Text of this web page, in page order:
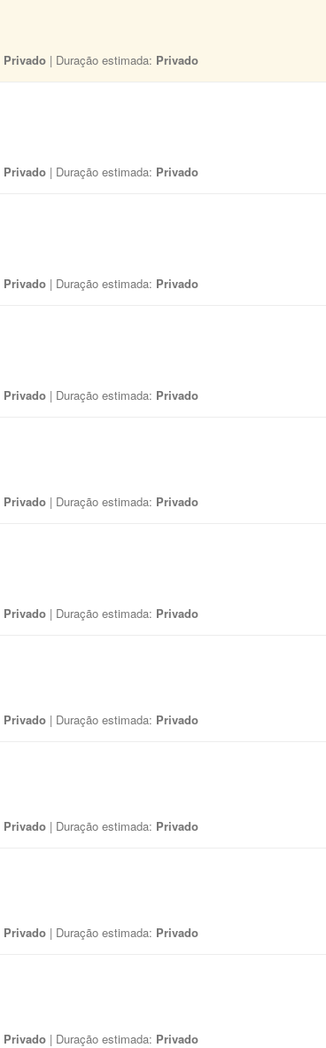
Privado | Duração estimada: Privado
Privado | Duração estimada: Privado
Privado | Duração estimada: Privado
Privado | Duração estimada: Privado
Privado | Duração estimada: Privado
Privado | Duração estimada: Privado
Privado | Duração estimada: Privado
Privado | Duração estimada: Privado
Privado | Duração estimada: Privado
Privado | Duração estimada: Privado